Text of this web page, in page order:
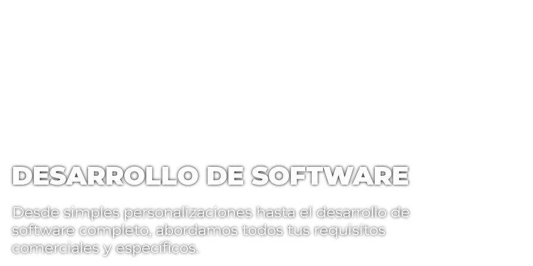
DESARROLLO DE SOFTWARE
Desde simples personalizaciones hasta el desarrollo de
software completo, abordamos todos tus requisitos
comerciales y específicos.